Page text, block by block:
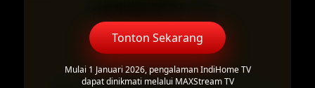
Tonton Sekarang
Mulai 1 Januari 2026, pengalaman IndiHome TV
dapat dinikmati melalui MAXStream TV